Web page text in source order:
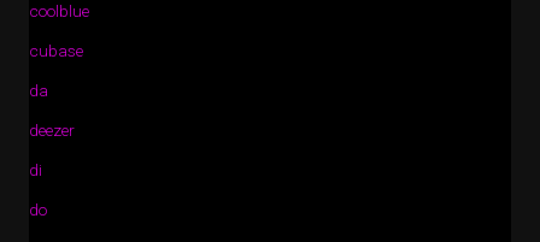
coolblue
cubase
da
deezer
di
do